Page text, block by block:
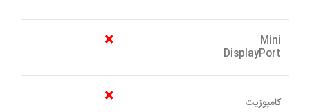
Mini
DisplayPort
×
کامپوزيت ×